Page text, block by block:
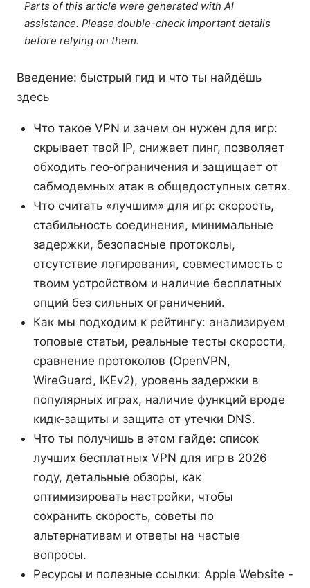
Parts of this article were generated with AI
assistance. Please double-check important details
before relying on them.
Введение: быстрый гид и что ты найдёшь
здесь
Что такое VPN и зачем он нужен для игр:
скрывает твой IP, снижает пинг, позволяет
обходить гео‑ограничения и защищает от
сабмодемных атак в общедоступных сетях.
Что считать «лучшим» для игр: скорость,
стабильность соединения, минимальные
задержки, безопасные протоколы,
отсутствие логирования, совместимость с
твоим устройством и наличие бесплатных
опций без сильных ограничений.
Как мы подходим к рейтингу: анализируем
топовые статьи, реальные тесты скорости,
сравнение протоколов (OpenVPN,
WireGuard, IKEv2), уровень задержки в
популярных играх, наличие функций вроде
кидк‑защиты и защита от утечки DNS.
Что ты получишь в этом гайде: список
лучших бесплатных VPN для игр в 2026
году, детальные обзоры, как
оптимизировать настройки, чтобы
сохранить скорость, советы по
альтернативам и ответы на частые
вопросы.
Ресурсы и полезные ссылки: Apple Website -